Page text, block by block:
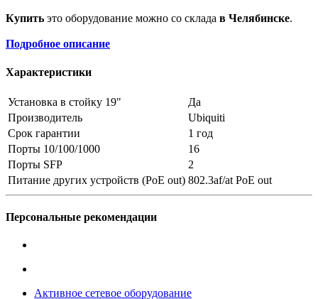
Купить это оборудование можно со склада в Челябинске.
Подробное описание
Характеристики
Установка в стойку 19"
Да
Производитель
Ubiquiti
Срок гарантии
1 год
Порты 10/100/1000
16
Порты SFP
2
Питание других устройств (PoE out) 802.3af/at PoE out
Персональные рекомендации
Активное сетевое оборудование